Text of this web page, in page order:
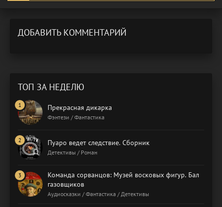
ДОБАВИТЬ КОММЕНТАРИЙ
ТОП ЗА НЕДЕЛЮ
Прекрасная дикарка
Фэнтези / Фантастика
Пуаро ведет следствие. Сборник
Детективы / Роман
Команда сорванцов: Музей восковых фигур. Бал
газовщиков
Аудиосказки / Фантастика / Детективы